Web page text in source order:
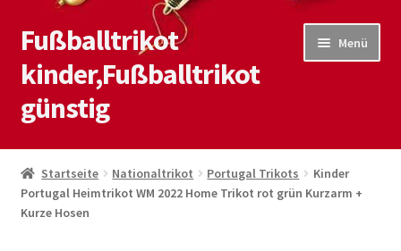
Zur
Navigation
springen
Zum
Inhalt
springen
Fußballtrikot
kinder,Fußballtrikot
günstig
Menü
Start
Blog
Startseite Nationaltrikot Portugal Trikots
Kinder
Portugal Heimtrikot WM 2022 Home Trikot rot grün Kurzarm +
Kurze Hosen